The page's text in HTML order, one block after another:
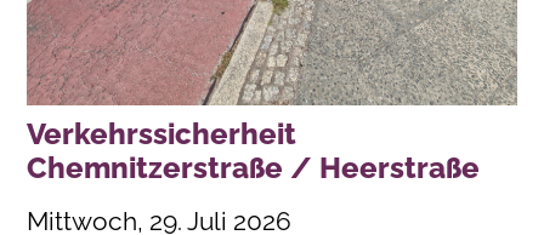
Verkehrssicherheit
Chemnitzerstraße / Heerstraße
Mittwoch, 29. Juli 2026